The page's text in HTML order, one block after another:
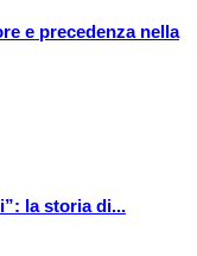
e precedenza nella
la storia di...